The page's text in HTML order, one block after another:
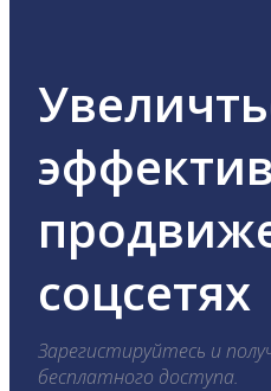
соцсетях
Зарегистируйтесь и
бесплатного доступа.